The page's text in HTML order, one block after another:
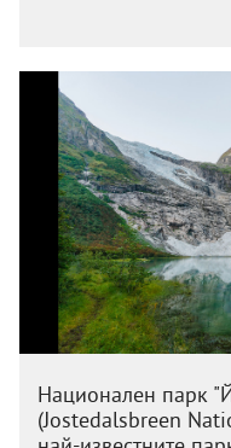
Национален парк
(Jostedalsbreen